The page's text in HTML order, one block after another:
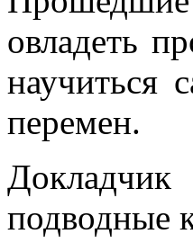
овладеть
научиться
перемен.
подводные